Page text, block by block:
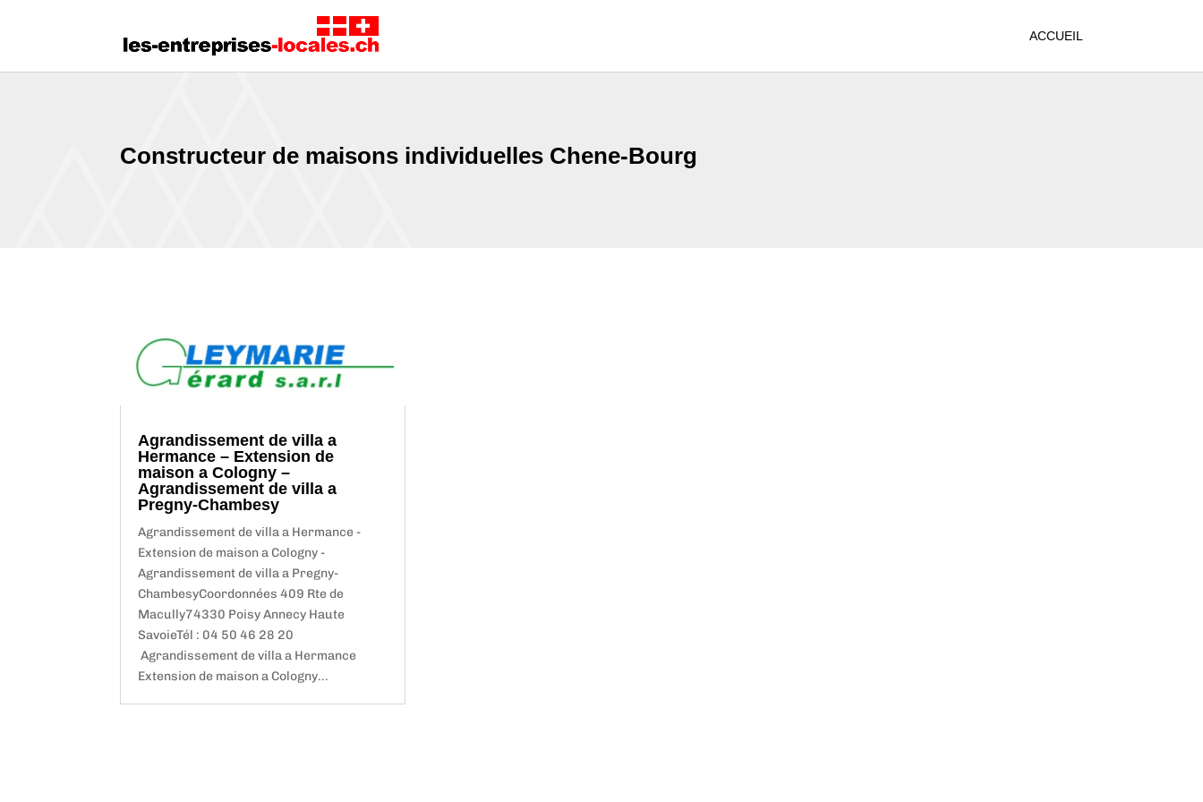
ACCUEIL
Constructeur de maisons individuelles Chene-Bourg
Agrandissement de villa a
Hermance – Extension de
maison a Cologny –
Agrandissement de villa a
Pregny-Chambesy
Agrandissement de villa a Hermance -
Extension de maison a Cologny -
Agrandissement de villa a Pregny-
ChambesyCoordonnées 409 Rte de
Macully74330 Poisy Annecy Haute
SavoieTél : 04 50 46 28 20
Agrandissement de villa a Hermance
Extension de maison a Cologny...